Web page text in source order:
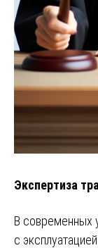
Экспертиза
В современных
с